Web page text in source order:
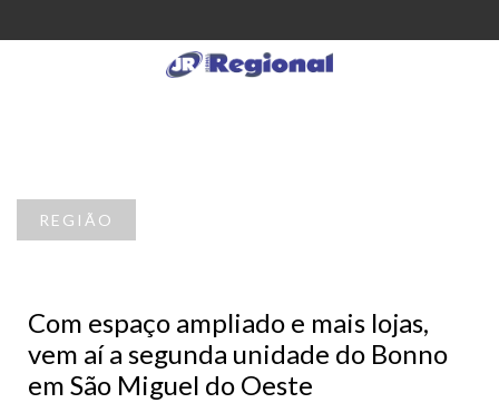
REGIÃO
Com espaço ampliado e mais lojas,
vem aí a segunda unidade do Bonno
em São Miguel do Oeste